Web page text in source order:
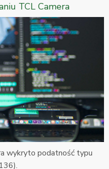
TCL Camera
wykryto podatność typu